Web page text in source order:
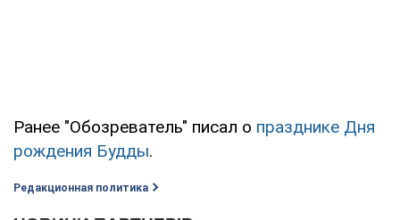
Ранее "Обозреватель" писал о празднике Дня
рождения Будды.
Редакционная политика